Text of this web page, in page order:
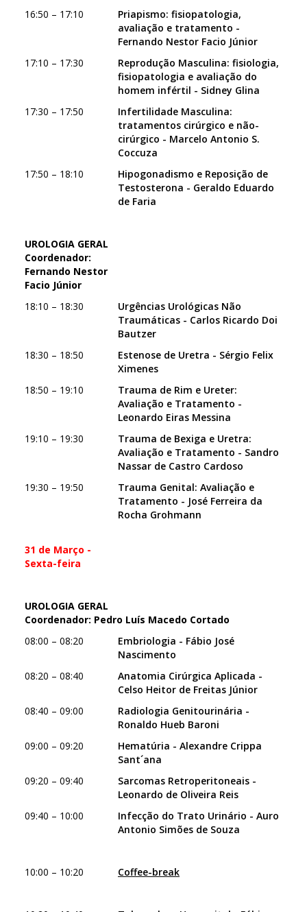
16:50 – 17:10
Priapismo: fisiopatologia,
avaliação e tratamento -
Fernando Nestor Facio Júnior
17:10 – 17:30
Reprodução Masculina: fisiologia,
fisiopatologia e avaliação do
homem infértil - Sidney Glina
17:30 – 17:50
Infertilidade Masculina:
tratamentos cirúrgico e não-
cirúrgico - Marcelo Antonio S.
Coccuza
17:50 – 18:10
Hipogonadismo e Reposição de
Testosterona - Geraldo Eduardo
de Faria
UROLOGIA GERAL
Coordenador:
Fernando Nestor
Facio Júnior
18:10 – 18:30
Urgências Urológicas Não
Traumáticas - Carlos Ricardo Doi
Bautzer
18:30 – 18:50
Estenose de Uretra - Sérgio Felix
Ximenes
18:50 – 19:10
Trauma de Rim e Ureter:
Avaliação e Tratamento -
Leonardo Eiras Messina
19:10 – 19:30
Trauma de Bexiga e Uretra:
Avaliação e Tratamento - Sandro
Nassar de Castro Cardoso
19:30 – 19:50
Trauma Genital: Avaliação e
Tratamento - José Ferreira da
Rocha Grohmann
31 de Março -
Sexta-feira
UROLOGIA GERAL
Coordenador: Pedro Luís Macedo Cortado
08:00 – 08:20
Embriologia - Fábio José
Nascimento
08:20 – 08:40
Anatomia Cirúrgica Aplicada -
Celso Heitor de Freitas Júnior
08:40 – 09:00
Radiologia Genitourinária -
Ronaldo Hueb Baroni
09:00 – 09:20
Hematúria - Alexandre Crippa
Sant´ana
09:20 – 09:40
Sarcomas Retroperitoneais -
Leonardo de Oliveira Reis
09:40 – 10:00
Infecção do Trato Urinário - Auro
Antonio Simões de Souza
10:00 – 10:20 Coffee-break